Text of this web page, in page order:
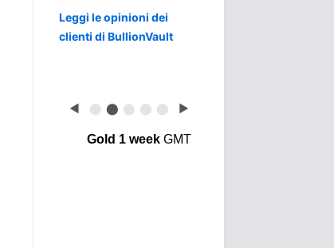
Leggi le opinioni dei
clienti di BullionVault
◀ ⬤ ⬤ ⬤ ⬤ ⬤ ▶
Gold 1 weekGMT